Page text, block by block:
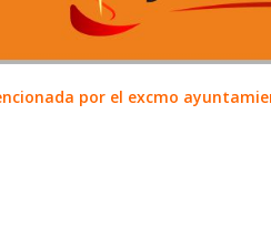
por el excmo